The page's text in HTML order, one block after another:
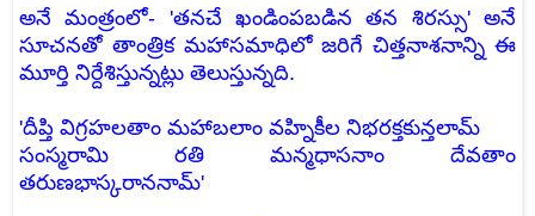
అనే మంత్రంలో- 'తనచే ఖండింపబడిన తన శిరస్సు' అనే
సూచనతో తాంత్రిక మహాసమాధిలో జరిగే చిత్తనాశనాన్ని ఈ
మూర్తి నిర్దేశిస్తున్నట్లు తెలుస్తున్నది.
'దీప్తి విగ్రహలతాం మహాబలాం వహ్నికీల నిభరక్తకున్తలామ్
సంస్మరామి రతి మన్మధాసనాం దేవతాం
తరుణభాస్కరాననామ్'